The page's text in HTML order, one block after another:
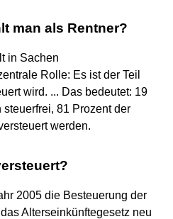
man als Rentner?
in Sachen
Rolle: Es ist der Teil
wird. ... Das bedeutet: 19
81 Prozent der
werden.
2005 die Besteuerung der
Alterseinkünftegesetz neu